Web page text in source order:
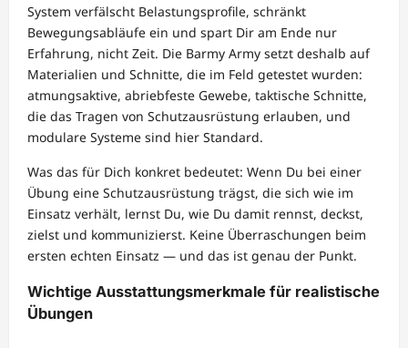
System verfälscht Belastungsprofile, schränkt
Bewegungsabläufe ein und spart Dir am Ende nur
Erfahrung, nicht Zeit. Die Barmy Army setzt deshalb auf
Materialien und Schnitte, die im Feld getestet wurden:
atmungsaktive, abriebfeste Gewebe, taktische Schnitte,
die das Tragen von Schutzausrüstung erlauben, und
modulare Systeme sind hier Standard.
Was das für Dich konkret bedeutet: Wenn Du bei einer
Übung eine Schutzausrüstung trägst, die sich wie im
Einsatz verhält, lernst Du, wie Du damit rennst, deckst,
zielst und kommunizierst. Keine Überraschungen beim
ersten echten Einsatz — und das ist genau der Punkt.
Wichtige Ausstattungsmerkmale für realistische
Übungen